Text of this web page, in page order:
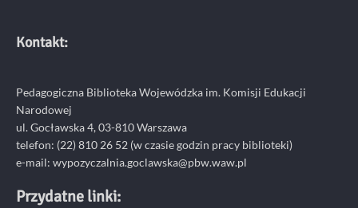
Kontakt:
Pedagogiczna Biblioteka Wojewódzka im. Komisji Edukacji
Narodowej
ul. Gocławska 4, 03-810 Warszawa
telefon: (22) 810 26 52 (w czasie godzin pracy biblioteki)
e-mail: wypozyczalnia.goclawska@pbw.waw.pl
Przydatne linki: